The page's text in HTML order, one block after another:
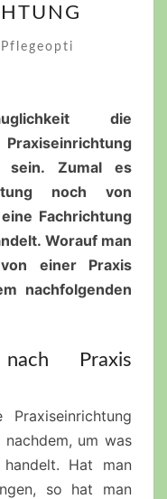
Pflegeopti
die
sein. Zumal es
noch von
Fachrichtung
Worauf man
einer Praxis
nachfolgenden
Praxis
um was
Hat man
so hat man